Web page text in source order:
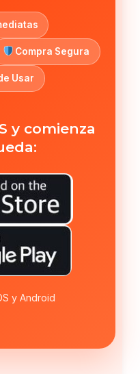
Compra Segura
Usar
y comienza
y Android